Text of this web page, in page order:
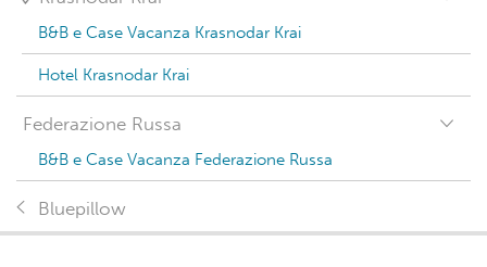
B&B e Case Vacanza Krasnodar Krai
Hotel Krasnodar Krai
Federazione Russa
B&B e Case Vacanza Federazione Russa
Bluepillow